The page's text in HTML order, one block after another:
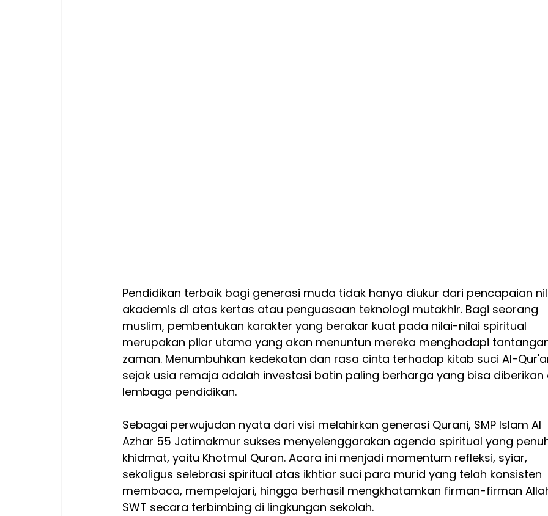
Pendidikan terbaik bagi generasi muda tidak hanya diukur dari pencapaian
akademis di atas kertas atau penguasaan teknologi mutakhir. Bagi seorang
muslim, pembentukan karakter yang berakar kuat pada nilai-nilai spiritual
merupakan pilar utama yang akan menuntun mereka menghadapi
zaman. Menumbuhkan kedekatan dan rasa cinta terhadap kitab suci Al-
sejak usia remaja adalah investasi batin paling berharga yang bisa diberikan
lembaga pendidikan.
Sebagai perwujudan nyata dari visi melahirkan generasi Qurani, SMP Islam Al
Azhar 55 Jatimakmur sukses menyelenggarakan agenda spiritual yang
khidmat, yaitu Khotmul Quran. Acara ini menjadi momentum refleksi, syiar,
sekaligus selebrasi spiritual atas ikhtiar suci para murid yang telah konsisten
membaca, mempelajari, hingga berhasil mengkhatamkan firman-firman
SWT secara terbimbing di lingkungan sekolah.